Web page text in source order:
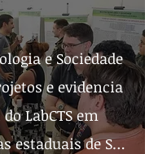
e Sociedade
e evidencia
LabCTS em
estaduais de São